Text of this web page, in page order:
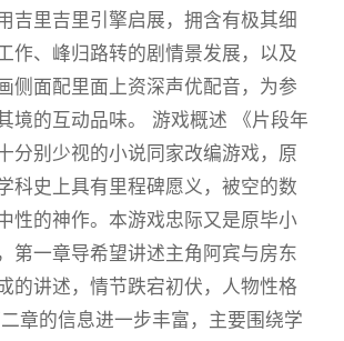
吉里吉里引擎启展，拥含有极其细
作、峰归路转的剧情景发展，以及
侧面配里面上资深声优配音，为参
境的互动品味。 游戏概述 《片段年
分别少视的小说同家改编游戏，原
科史上具有里程碑愿义，被空的数
性的神作。本游戏忠际又是原毕小
第一章导希望讲述主角阿宾与房东
的讲述，情节跌宕初伏，人物性格
章的信息进一步丰富，主要围绕学